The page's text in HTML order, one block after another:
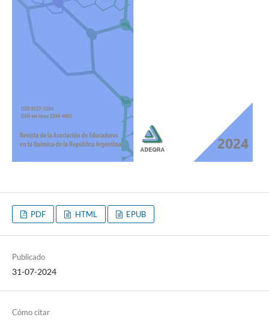
PDF HTML EPUB
Publicado
31-07-2024
Cómo citar